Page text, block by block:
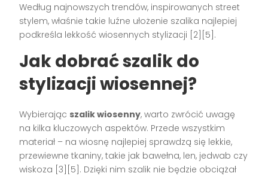
Według najnowszych trendów, inspirowanych street
stylem, właśnie takie luźne ułożenie szalika najlepiej
podkreśla lekkość wiosennych stylizacji [2][5].
Jak dobrać szalik do
stylizacji wiosennej?
Wybierając szalik wiosenny, warto zwrócić uwagę
na kilka kluczowych aspektów. Przede wszystkim
materiał – na wiosnę najlepiej sprawdzą się lekkie,
przewiewne tkaniny, takie jak bawełna, len, jedwab czy
wiskoza [3][5]. Dzięki nim szalik nie będzie obciążał